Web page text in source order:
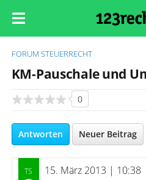
FORUM STEUERRECHT
KM-Pauschale und
0
Antworten Neuer Beitrag
15. März 2013 | 10:38